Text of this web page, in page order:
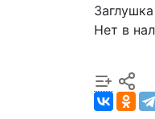
Нет в